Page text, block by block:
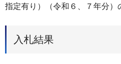
指定有り）（令和６、７年分）
入札結果